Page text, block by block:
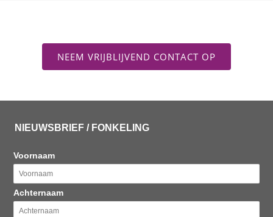
NEEM VRIJBLIJVEND CONTACT OP
NIEUWSBRIEF / FONKELING
Voornaam
Achternaam